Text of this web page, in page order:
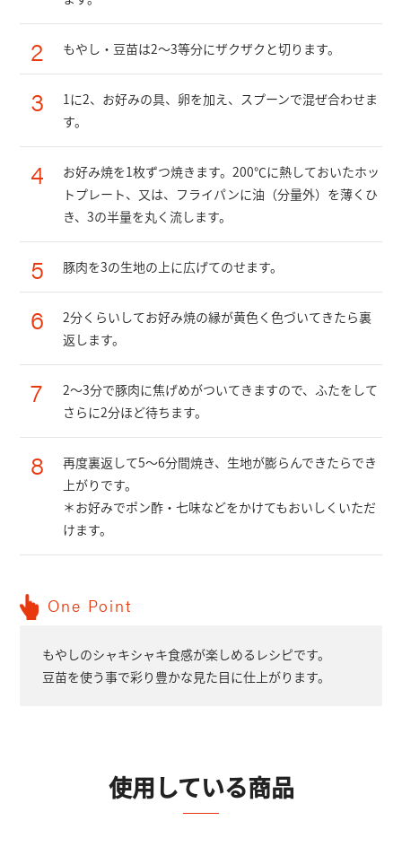
2 もやし・豆苗は2〜3等分にザクザクと切ります。
3
1に2、お好みの具、卵を加え、スプーンで混ぜ合わせま
す。
4
お好み焼を1枚ずつ焼きます。200℃に熱しておいたホッ
トプレート、又は、フライパンに油（分量外）を薄くひ
き、3の半量を丸く流します。
5 豚肉を3の生地の上に広げてのせます。
6
2分くらいしてお好み焼の縁が黄色く色づいてきたら裏
返します。
7
2〜3分で豚肉に焦げめがついてきますので、ふたをして
さらに2分ほど待ちます。
8
再度裏返して5〜6分間焼き、生地が膨らんできたらでき
上がりです。
＊お好みでポン酢・七味などをかけてもおいしくいただ
けます。
One Point
もやしのシャキシャキ食感が楽しめるレシピです。
豆苗を使う事で彩り豊かな見た目に仕上がります。
使用している商品